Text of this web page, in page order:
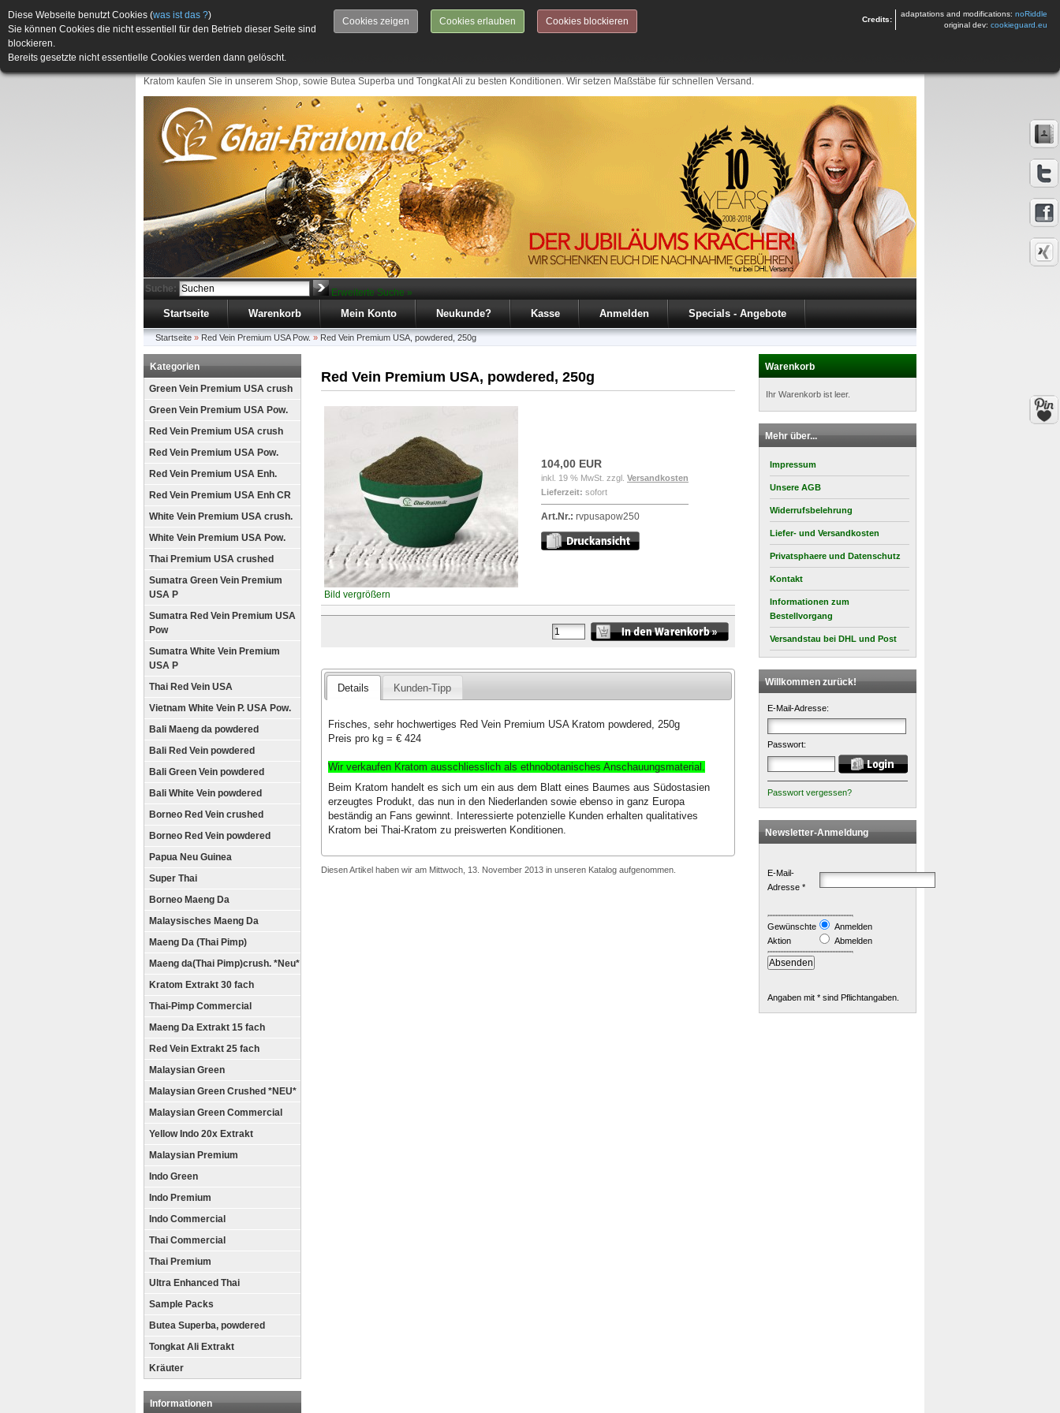
Credits:
adaptations and modifications: noRiddle
original dev: cookieguard.eu
Diese Webseite benutzt Cookies (was ist das ?)
Sie können Cookies die nicht essentiell für den Betrieb dieser Seite sind
blockieren.
Bereits gesetzte nicht essentielle Cookies werden dann gelöscht.
Cookies zeigen Cookies erlauben Cookies blockieren
Kratom kaufen Sie in unserem Shop, sowie Butea Superba und Tongkat Ali zu besten Konditionen. Wir setzen Maßstäbe für schnellen Versand.
Suche: Erweiterte Suche »
Startseite Warenkorb Mein Konto Neukunde? Kasse Anmelden Specials - Angebote
Startseite » Red Vein Premium USA Pow. » Red Vein Premium USA, powdered, 250g
Kategorien
Green Vein Premium USA crush
Green Vein Premium USA Pow.
Red Vein Premium USA crush
Red Vein Premium USA Pow.
Red Vein Premium USA Enh.
Red Vein Premium USA Enh CR
White Vein Premium USA crush.
White Vein Premium USA Pow.
Thai Premium USA crushed
Sumatra Green Vein Premium
USA P
Sumatra Red Vein Premium USA
Pow
Sumatra White Vein Premium
USA P
Thai Red Vein USA
Vietnam White Vein P. USA Pow.
Bali Maeng da powdered
Bali Red Vein powdered
Bali Green Vein powdered
Bali White Vein powdered
Borneo Red Vein crushed
Borneo Red Vein powdered
Papua Neu Guinea
Super Thai
Borneo Maeng Da
Malaysisches Maeng Da
Maeng Da (Thai Pimp)
Maeng da(Thai Pimp)crush. *Neu*
Kratom Extrakt 30 fach
Thai-Pimp Commercial
Maeng Da Extrakt 15 fach
Red Vein Extrakt 25 fach
Malaysian Green
Malaysian Green Crushed *NEU*
Malaysian Green Commercial
Yellow Indo 20x Extrakt
Malaysian Premium
Indo Green
Indo Premium
Indo Commercial
Thai Commercial
Thai Premium
Ultra Enhanced Thai
Sample Packs
Butea Superba, powdered
Tongkat Ali Extrakt
Kräuter
Informationen
Red Vein Premium USA, powdered, 250g
Bild vergrößern
104,00 EUR
inkl. 19 % MwSt. zzgl. Versandkosten
Lieferzeit: sofort
Art.Nr.: rvpusapow250
Details Kunden-Tipp
Frisches, sehr hochwertiges Red Vein Premium USA Kratom powdered, 250g
Preis pro kg = € 424
Wir verkaufen Kratom ausschliesslich als ethnobotanisches Anschauungsmaterial
Beim Kratom handelt es sich um ein aus dem Blatt eines Baumes aus Südostasien
erzeugtes Produkt, das nun in den Niederlanden sowie ebenso in ganz Europa
beständig an Fans gewinnt. Interessierte potenzielle Kunden erhalten qualitatives
Kratom bei Thai-Kratom zu preiswerten Konditionen.
Diesen Artikel haben wir am Mittwoch, 13. November 2013 in unseren Katalog aufgenommen.
Warenkorb
Ihr Warenkorb ist leer.
Mehr über...
Impressum
Unsere AGB
Widerrufsbelehrung
Liefer- und Versandkosten
Privatsphaere und Datenschutz
Kontakt
Informationen zum
Bestellvorgang
Versandstau bei DHL und Post
Willkommen zurück!
E-Mail-Adresse:
Passwort:
Passwort vergessen?
Newsletter-Anmeldung
E-Mail-
Adresse *
Gewünschte
Aktion
Anmelden
Abmelden
Angaben mit * sind Pflichtangaben.